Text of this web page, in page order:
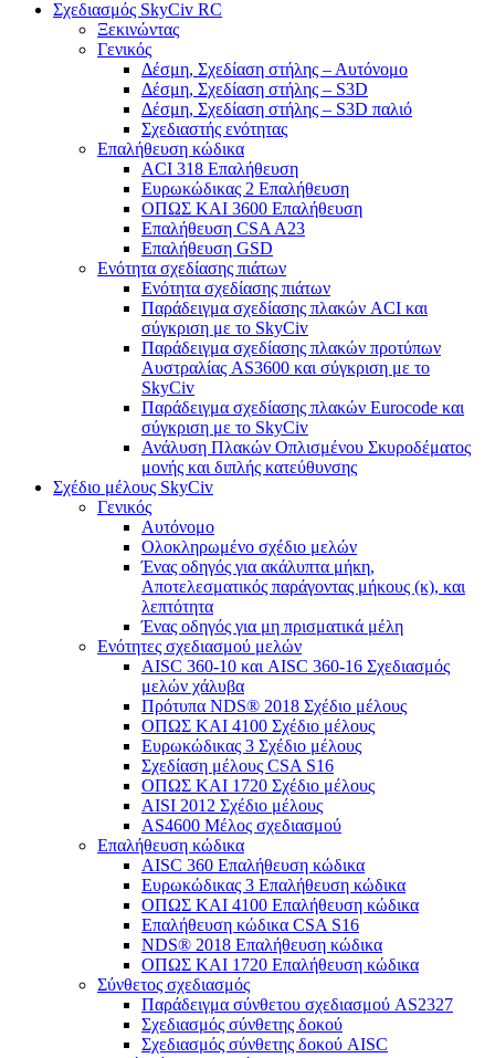
Σχεδιασμός SkyCiv RC
Ξεκινώντας
Γενικός
Δέσμη, Σχεδίαση στήλης – Αυτόνομο
Δέσμη, Σχεδίαση στήλης – S3D
Δέσμη, Σχεδίαση στήλης – S3D παλιό
Σχεδιαστής ενότητας
Επαλήθευση κώδικα
ACI 318 Επαλήθευση
Ευρωκώδικας 2 Επαλήθευση
ΟΠΩΣ ΚΑΙ 3600 Επαλήθευση
Επαλήθευση CSA A23
Επαλήθευση GSD
Ενότητα σχεδίασης πιάτων
Ενότητα σχεδίασης πιάτων
Παράδειγμα σχεδίασης πλακών ACI και
σύγκριση με το SkyCiv
Παράδειγμα σχεδίασης πλακών προτύπων
Αυστραλίας AS3600 και σύγκριση με το
SkyCiv
Παράδειγμα σχεδίασης πλακών Eurocode και
σύγκριση με το SkyCiv
Ανάλυση Πλακών Οπλισμένου Σκυροδέματος
μονής και διπλής κατεύθυνσης
Σχέδιο μέλους SkyCiv
Γενικός
Αυτόνομο
Ολοκληρωμένο σχέδιο μελών
Ένας οδηγός για ακάλυπτα μήκη,
Αποτελεσματικός παράγοντας μήκους (κ), και
λεπτότητα
Ένας οδηγός για μη πρισματικά μέλη
Ενότητες σχεδιασμού μελών
AISC 360-10 και AISC 360-16 Σχεδιασμός
μελών χάλυβα
Πρότυπα NDS® 2018 Σχέδιο μέλους
ΟΠΩΣ ΚΑΙ 4100 Σχέδιο μέλους
Ευρωκώδικας 3 Σχέδιο μέλους
Σχεδίαση μέλους CSA S16
ΟΠΩΣ ΚΑΙ 1720 Σχέδιο μέλους
AISI 2012 Σχέδιο μέλους
AS4600 Μέλος σχεδιασμού
Επαλήθευση κώδικα
AISC 360 Επαλήθευση κώδικα
Ευρωκώδικας 3 Επαλήθευση κώδικα
ΟΠΩΣ ΚΑΙ 4100 Επαλήθευση κώδικα
Επαλήθευση κώδικα CSA S16
NDS® 2018 Επαλήθευση κώδικα
ΟΠΩΣ ΚΑΙ 1720 Επαλήθευση κώδικα
Σύνθετος σχεδιασμός
Παράδειγμα σύνθετου σχεδιασμού AS2327
Σχεδιασμός σύνθετης δοκού
Σχεδιασμός σύνθετης δοκού AISC